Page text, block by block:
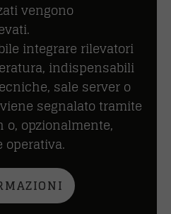
vengono
integrare rilevatori
indispensabili
sale server o
segnalato tramite
opzionalmente,